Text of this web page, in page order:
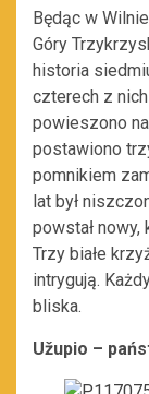
Będąc w
Góry
historia
czterech z
powieszono
postawiono
pomnikiem
lat był
powstał
Trzy białe
intrygują.
bliska.
Užupio –